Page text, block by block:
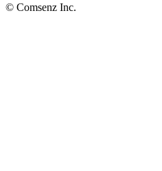
© Comsenz Inc.